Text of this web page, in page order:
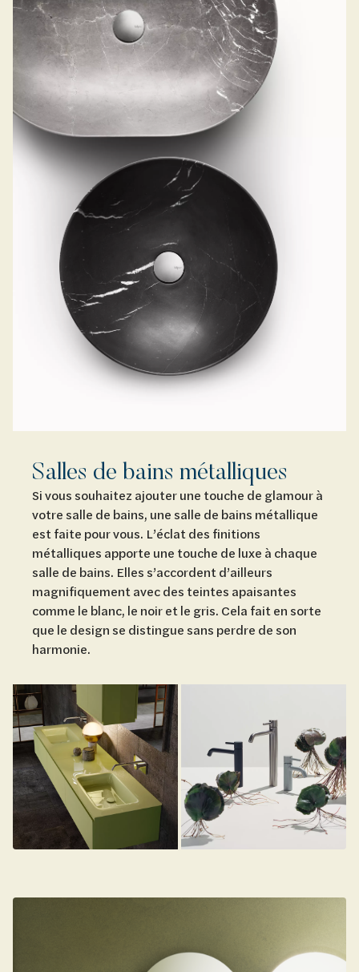
Salles de bains métalliques
Si vous souhaitez ajouter une touche de glamour à
votre salle de bains, une salle de bains métallique
est faite pour vous. L’éclat des finitions
métalliques apporte une touche de luxe à chaque
salle de bains. Elles s’accordent d’ailleurs
magnifiquement avec des teintes apaisantes
comme le blanc, le noir et le gris. Cela fait en sorte
que le design se distingue sans perdre de son
harmonie.